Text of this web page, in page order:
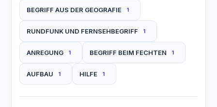
BEGRIFF AUS DER GEOGRAFIE 1
RUNDFUNK UND FERNSEHBEGRIFF 1
ANREGUNG 1 BEGRIFF BEIM FECHTEN 1
AUFBAU 1 HILFE 1